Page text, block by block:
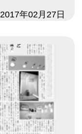
2017年02月27日